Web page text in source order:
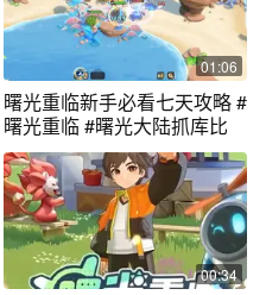
01:06
曙光重临新手必看七天攻略 #
曙光重临 #曙光大陆抓库比
00:34